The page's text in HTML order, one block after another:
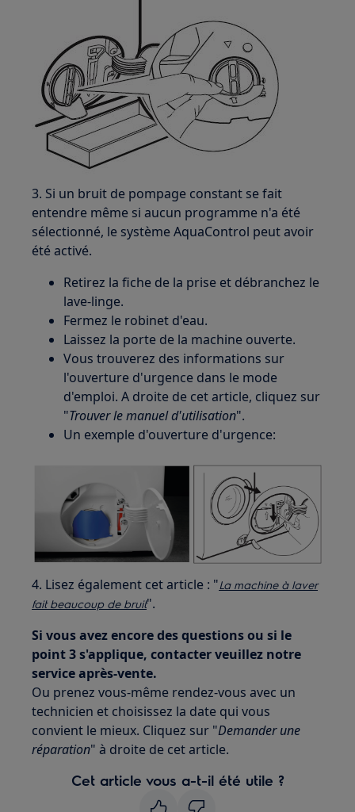
3. Si un bruit de pompage constant se fait
entendre même si aucun programme n'a été
sélectionné, le système AquaControl peut avoir
été activé.
Retirez la fiche de la prise et débranchez le
lave-linge.
Fermez le robinet d'eau.
Laissez la porte de la machine ouverte.
Vous trouverez des informations sur
l'ouverture d'urgence dans le mode
d'emploi. A droite de cet article, cliquez sur
"Trouver le manuel d'utilisation".
Un exemple d'ouverture d'urgence:
4. Lisez également cet article : "La machine à laver
fait beaucoup de bruit".
Si vous avez encore des questions ou si le
point 3 s'applique, contacter veuillez notre
service après-vente.
Ou prenez vous-même rendez-vous avec un
technicien et choisissez la date qui vous
convient le mieux. Cliquez sur "Demander une
réparation" à droite de cet article.
Cet article vous a-t-il été utile ?